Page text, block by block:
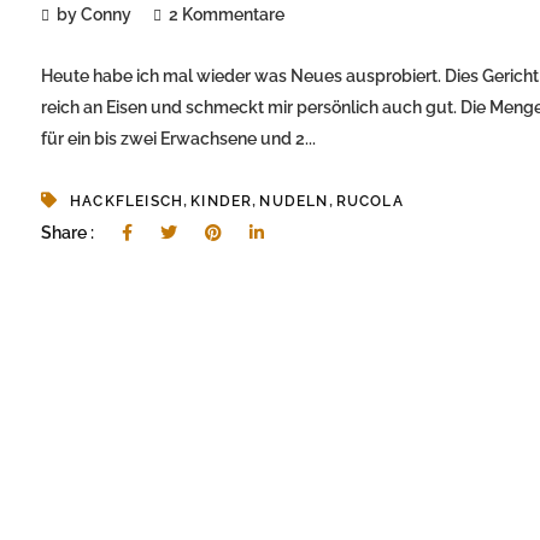
by Conny 2 Kommentare
Heute habe ich mal wieder was Neues ausprobiert. Dies
reich an Eisen und schmeckt mir persönlich auch gut. Die
für ein bis zwei Erwachsene und 2...
HACKFLEISCH, KINDER, NUDELN , RUCOLA
Share :